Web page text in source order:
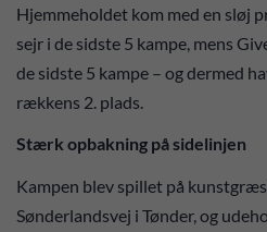
Hjemmeholdet kom med en sløj
sejr i de sidste 5 kampe, mens
de sidste 5 kampe – og dermed
rækkens 2. plads.
Stærk opbakning på sidelinjen
Kampen blev spillet på
Sønderlandsvej i Tønder, og